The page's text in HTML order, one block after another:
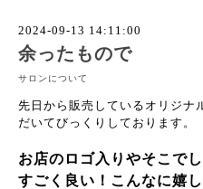
2024-09-13 14:11:00
余ったもので
サロンについて
先日から販売しているオリジナ
だいてびっくりしております。
お店のロゴ入りやそこで
すごく良い！こんなに嬉し